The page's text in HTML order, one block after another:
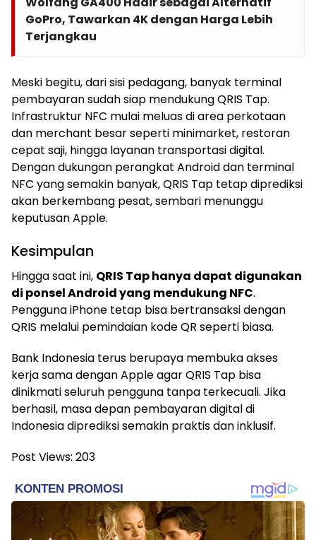
GoPro, Tawarkan 4K dengan Harga Lebih
Terjangkau
Meski begitu, dari sisi pedagang, banyak terminal
pembayaran sudah siap mendukung QRIS Tap.
Infrastruktur NFC mulai meluas di area perkotaan
dan merchant besar seperti minimarket, restoran
cepat saji, hingga layanan transportasi digital.
Dengan dukungan perangkat Android dan terminal
NFC yang semakin banyak, QRIS Tap tetap diprediksi
akan berkembang pesat, sembari menunggu
keputusan Apple.
Kesimpulan
Hingga saat ini, QRIS Tap hanya dapat digunakan
di ponsel Android yang mendukung NFC.
Pengguna iPhone tetap bisa bertransaksi dengan
QRIS melalui pemindaian kode QR seperti biasa.
Bank Indonesia terus berupaya membuka akses
kerja sama dengan Apple agar QRIS Tap bisa
dinikmati seluruh pengguna tanpa terkecuali. Jika
berhasil, masa depan pembayaran digital di
Indonesia diprediksi semakin praktis dan inklusif.
Post Views: 203